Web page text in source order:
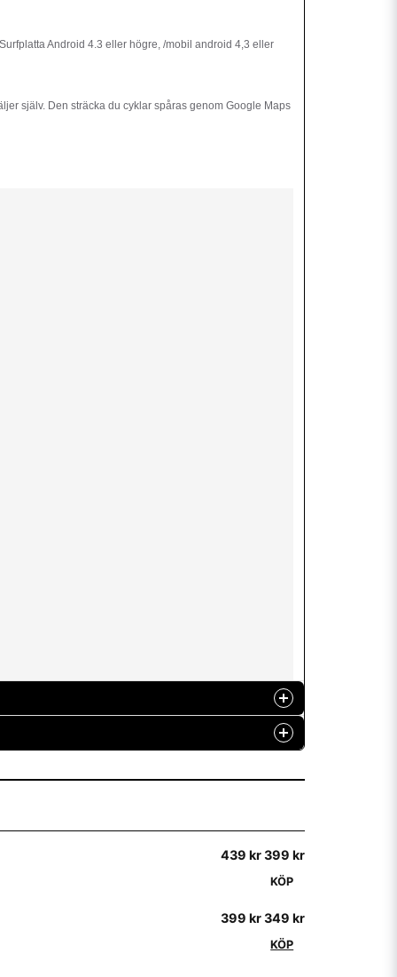
Android 4.3 eller högre, /mobil android 4,3 eller
själv. Den sträcka du cyklar spåras genom Google Maps
439 kr399 kr
KÖP
399 kr349 kr
KÖP